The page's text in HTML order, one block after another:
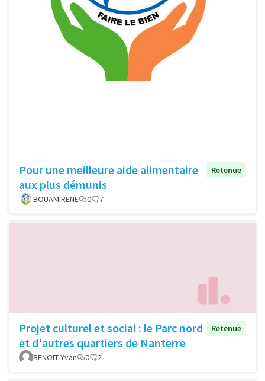
Pour une meilleure aide alimentaire
aux plus démunis
Retenue
BOUAMIRENE 0 7
Projet culturel et social : le Parc nord
et d'autres quartiers de Nanterre
Retenue
BENOIT Yvan 0 2